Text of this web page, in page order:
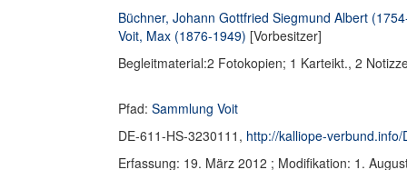
Büchner, Johann Gottfried Siegmund Albert
Voit, Max (1876-1949) [Vorbesitzer]
Begleitmaterial:2 Fotokopien; 1 Karteikt., 2
Pfad: Sammlung Voit
DE-611-HS-3230111, http://kalliope-
Erfassung: 19. März 2012 ; Modifikation: 1.